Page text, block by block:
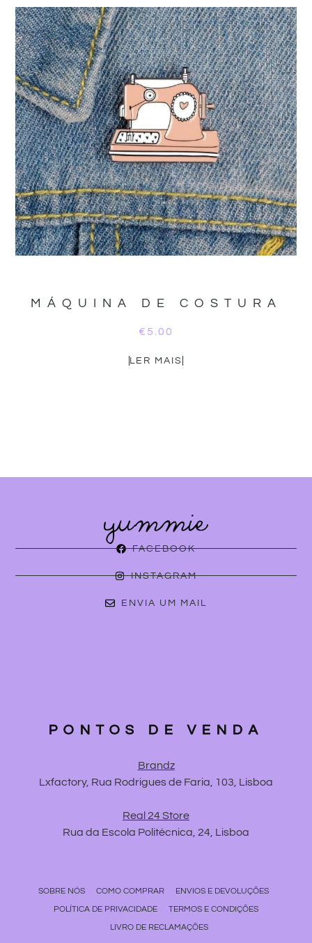
MÁQUINA DE COSTURA
€ 5.00
LER MAIS
FACEBOOK
INSTAGRAM
ENVIA UM MAIL
PONTOS DE VENDA
Brandz
Lxfactory, Rua Rodrigues de Faria, 103, Lisboa
Real 24 Store
Rua da Escola Politécnica, 24, Lisboa
SOBRE NÓS COMO COMPRAR
ENVIOS E DEVOLUÇÕES
POLÍTICA DE PRIVACIDADE
TERMOS E CONDIÇÕES
LIVRO DE RECLAMAÇÕES